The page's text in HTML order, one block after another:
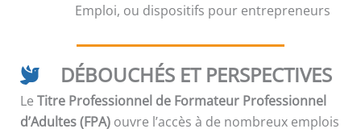
Emploi, ou dispositifs pour entrepreneurs
DÉBOUCHÉS ET PERSPECTIVES
Le Titre Professionnel de Formateur Professionnel
d’Adultes (FPA) ouvre l’accès à de nombreux emplois